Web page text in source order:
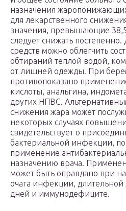
назначения
для лекарственного
значения, превышающие
следует снижать
средств можно облегчить
обтираний теплой водой,
от лишней одежды. При
противопоказано
кислоты, анальгина,
других НПВС.
снижения жара может
некоторых случаях
свидетельствует о
бактериальной инфекции,
применение
назначению врача.
может быть оправдано при
очага инфекции, длительной
дней и иммунодефиците.